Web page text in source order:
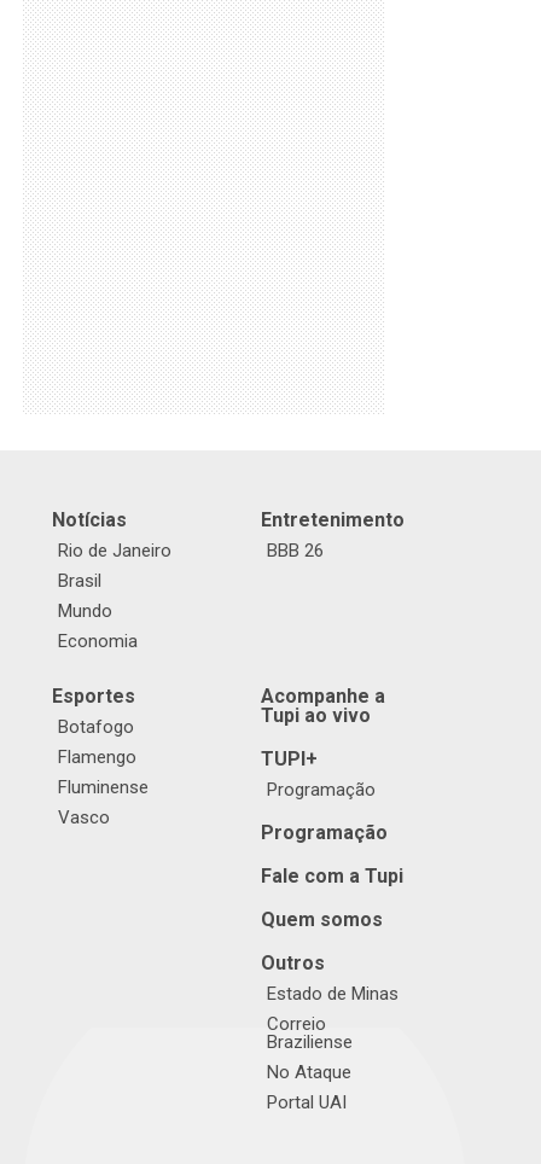
Notícias
Rio de Janeiro
Brasil
Mundo
Economia
Entretenimento
BBB 26
Esportes
Botafogo
Flamengo
Fluminense
Vasco
Acompanhe a
Tupi ao vivo
TUPI+
Programação
Programação
Fale com a Tupi
Quem somos
Outros
Estado de Minas
Correio
Braziliense
No Ataque
Portal UAI